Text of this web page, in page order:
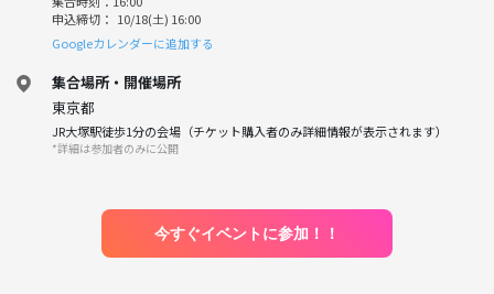
申込締切： 10/18(土) 16:00
Googleカレンダーに追加する
集合場所・開催場所
東京都
JR大塚駅徒歩1分の会場（チケット購入者のみ詳細情報が表示されます）
*詳細は参加者のみに公開
今すぐイベントに参加！！